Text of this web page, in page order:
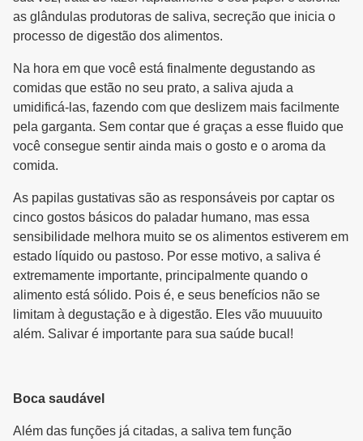
as glândulas produtoras de saliva, secreção que inicia o
processo de digestão dos alimentos.
Na hora em que você está finalmente degustando as
comidas que estão no seu prato, a saliva ajuda a
umidificá-las, fazendo com que deslizem mais facilmente
pela garganta. Sem contar que é graças a esse fluido que
você consegue sentir ainda mais o gosto e o aroma da
comida.
As papilas gustativas são as responsáveis por captar os
cinco gostos básicos do paladar humano, mas essa
sensibilidade melhora muito se os alimentos estiverem em
estado líquido ou pastoso. Por esse motivo, a saliva é
extremamente importante, principalmente quando o
alimento está sólido. Pois é, e seus benefícios não se
limitam à degustação e à digestão. Eles vão muuuuito
além. Salivar é importante para sua saúde bucal!
Boca saudável
Além das funções já citadas, a saliva tem função